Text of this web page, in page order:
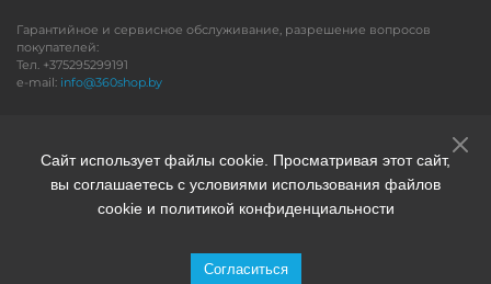
Гарантийное и сервисное обслуживание, разрешение вопросов
покупателей:
Тел. +375295299191
e-mail: info@360shop.by
Сайт использует файлы cookie. Просматривая этот сайт,
вы соглашаетесь с условиями использования файлов
cookie и политикой конфиденциальности
Согласиться